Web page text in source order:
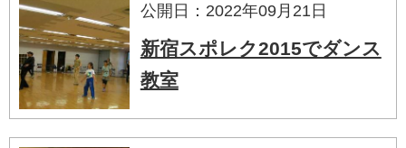
公開日：2022年09月21日
新宿スポレク2015でダンス
教室